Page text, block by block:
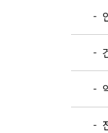
- 인
- 건
- 약
- 전